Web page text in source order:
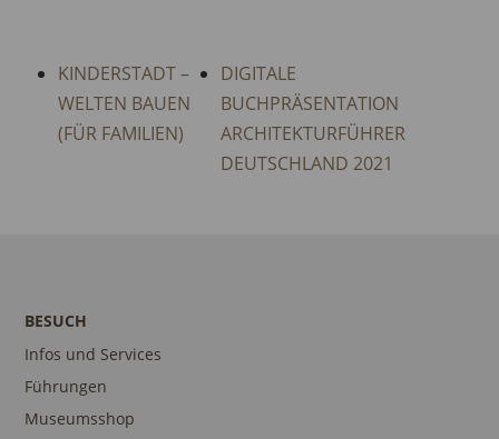
KINDERSTADT –
WELTEN BAUEN
(FÜR FAMILIEN)
DIGITALE
BUCHPRÄSENTATION
ARCHITEKTURFÜHRER
DEUTSCHLAND 2021
BESUCH
Infos und Services
Führungen
Museumsshop